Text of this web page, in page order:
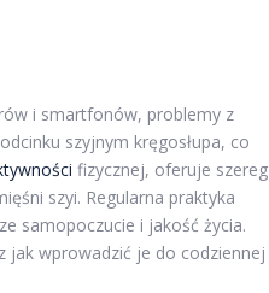
i smartfonów, problemy z
szyjnym kręgosłupa, co
fizycznej, oferuje szereg
szyi. Regularna praktyka
samopoczucie i jakość życia.
jak wprowadzić je do codziennej